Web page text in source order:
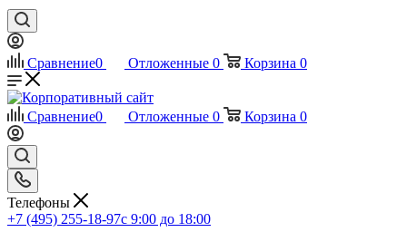
Сравнение0 Отложенные 0 Корзина 0
Сравнение0 Отложенные 0 Корзина 0
Телефоны
+7 (495) 255-18-97с 9:00 до 18:00